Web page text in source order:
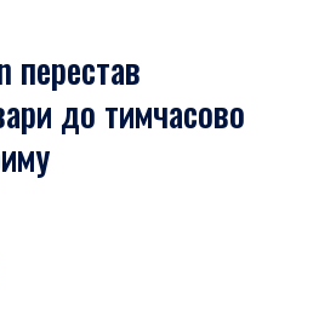
перестав
до тимчасово